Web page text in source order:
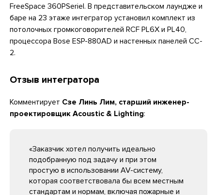
FreeSpace 360PSerieI. В представительском лаундже и
баре на 23 этаже интегратор установил комплект из
потолочных громкоговорителей RCF PL6X и PL40,
процессора Bose ESP-880AD и настенных панелей CC-
2.
Отзыв интегратора
Комментирует Сзе Линь Лим, старший инженер-
проектировщик Acoustic & Lighting:
«Заказчик хотел получить идеально
подобранную под задачу и при этом
простую в использовании AV-систему,
которая соответствовала бы всем местным
стандартам и нормам, включая пожарные и